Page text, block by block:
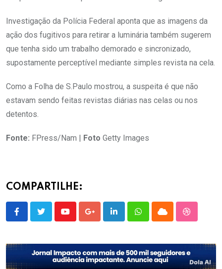
Investigação da Polícia Federal aponta que as imagens da
ação dos fugitivos para retirar a luminária também sugerem
que tenha sido um trabalho demorado e sincronizado,
supostamente perceptível mediante simples revista na cela.
Como a Folha de S.Paulo mostrou, a suspeita é que não
estavam sendo feitas revistas diárias nas celas ou nos
detentos.
Fonte: FPress/Nam | Foto Getty Images
COMPARTILHE:
YoutubeGoogle+LinkedInWhatsappCloud